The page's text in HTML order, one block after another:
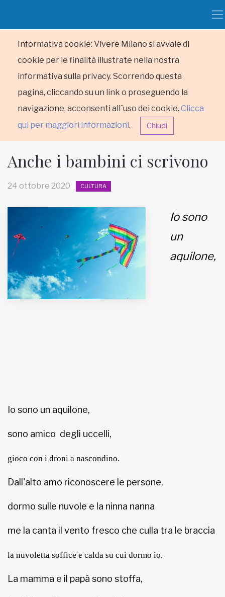
Informativa cookie: Vivere Milano si avvale di
cookie per le finalità illustrate nella nostra
informativa sulla privacy. Scorrendo questa
pagina, cliccando su un link o proseguendo la
navigazione, acconsenti all´uso dei cookie. Clicca
qui per maggiori informazioni. Chiudi
RUBRICHE
MUNICIPI
Inviateci le vostre segnalazioni
Iscriviti alla newsletter
Anche i bambini ci scrivono
24 ottobre 2020 CULTURA
Io sono
un
aquilone,
Io sono un aquilone,
sono amico degli uccelli,
gioco con i droni a nascondino.
Dall'alto amo riconoscere le persone,
dormo sulle nuvole e la ninna nanna
me la canta il vento fresco che culla tra le braccia
la nuvoletta soffice e calda su cui dormo io.
La mamma e il papà sono stoffa,